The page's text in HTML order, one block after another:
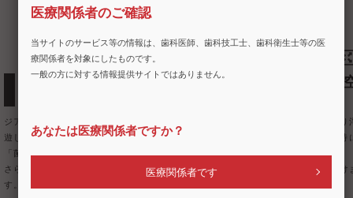
ジアイーノ内で食塩水を電気分解し次亜塩素酸を生成、次亜塩素酸の揮発により
遊しているウイルスだけでなく付着したウイルスにも効果を発揮します。特
「菌・ウイルス・ニオイ」に特化して高い除菌・脱臭効果が望めます。
さらに6ヶ月に1回掃除をするだけの簡単お手入れで、手間なくお使いいただけ
す。
医療関係者のご確認
当サイトのサービス等の情報は、歯科医師、歯科技工士、歯科衛生士等の医
療関係者を対象にしたものです。
一般の方に対する情報提供サイトではありません。
あなたは医療関係者ですか？
医療関係者です